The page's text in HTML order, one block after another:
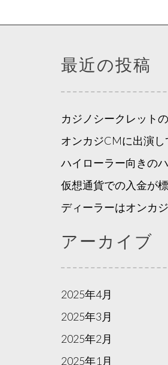
ー
ョ
ン
最近の投稿
カジノシークレット
オンカジCMに出演
ハイローラー向きの
仮想通貨での入金が
ディーラーはオンカ
アーカイブ
2025年4月
2025年3月
2025年2月
2025年1月